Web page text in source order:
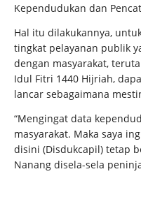
Kependudukan dan
Hal itu dilakukannya,
tingkat pelayanan publik
dengan masyarakat,
Idul Fitri 1440 Hijriah,
lancar sebagaimana
“Mengingat data
masyarakat. Maka saya
disini (Disdukcapil) tetap
Nanang disela-sela